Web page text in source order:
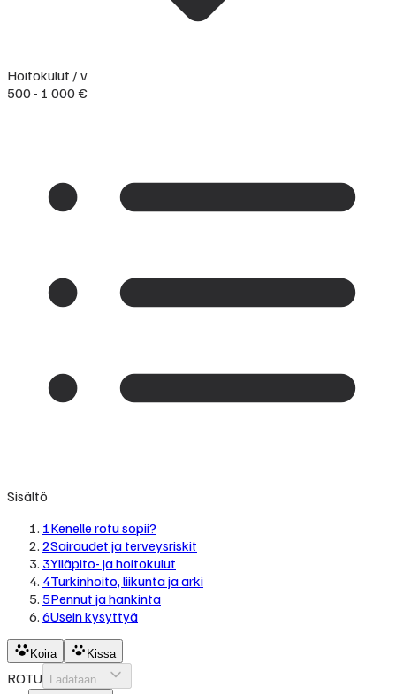
Hoitokulut / v
500 - 1 000 €
Sisältö
1Kenelle rotu sopii?
2Sairaudet ja terveysriskit
3Ylläpito- ja hoitokulut
4Turkinhoito, liikunta ja arki
5Pennut ja hankinta
6Usein kysyttyä
Koira Kissa
ROTU Ladataan...